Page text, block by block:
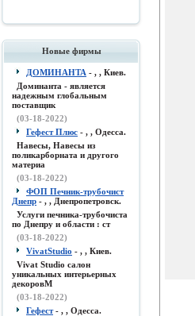
Новые фирмы
ДОМИНАНТА - , , Киев.
Доминанта - является
надежным глобальным
поставщик
(03-18-2022)
Гефест Плюс - , , Одесса.
Навесы, Навесы из
поликарборната и другого
материа
(03-18-2022)
ФОП Печник-трубочист
Днепр - , , Днепропетровск.
Услуги печника-трубочиста
по Днепру и области : ст
(03-18-2022)
VivatStudio - , , Киев.
Vivat Studio салон
уникальных интерьерных
декоровМ
(03-18-2022)
Гефест- , , Одесса.